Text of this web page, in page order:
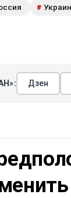
#
Дзен